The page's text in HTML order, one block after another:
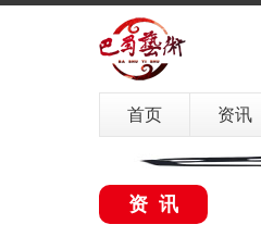
首页 资讯
资讯